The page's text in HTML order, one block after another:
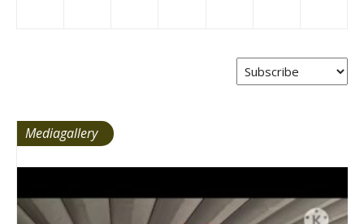
Mediagallery